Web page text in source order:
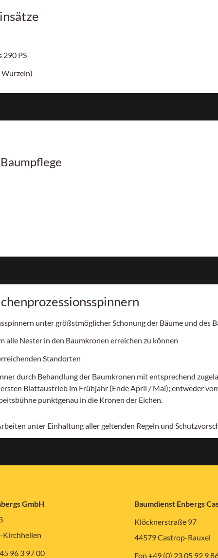
290 PS
Wurzeln)
unter größstmöglicher Schonung der Bäume und des
alle Nester in den Baumkronen erreichen zu können
Standorten
durch Behandlung der Baumkronen mit entsprechend
Blattaustrieb im Frühjahr (Ende April / Mai); entweder
punktgenau in die Kronen der Eichen.
unter Einhaltung aller geltenden Regeln und
GmbH
96 3 97 00
Baumdienst Enbergs
Klöcknerstraße 97
44579 Castrop-Rauxel
Fon +49 (0) 23 05 92 9